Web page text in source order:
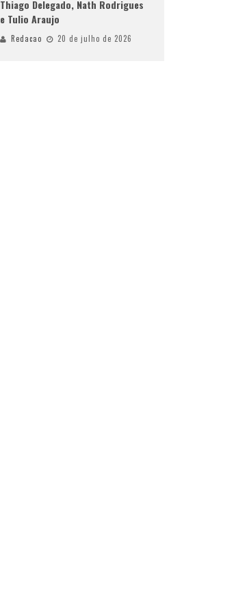
Thiago Delegado, Nath Rodrigues
e Tulio Araujo
Redacao 20 de julho de 2026